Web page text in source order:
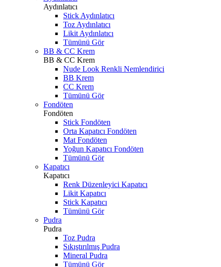
Aydınlatıcı
Stick Aydınlatıcı
Toz Aydınlatıcı
Likit Aydınlatıcı
Tümünü Gör
BB & CC Krem
BB & CC Krem
Nude Look Renkli Nemlendirici
BB Krem
CC Krem
Tümünü Gör
Fondöten
Fondöten
Stick Fondöten
Orta Kapatıcı Fondöten
Mat Fondöten
Yoğun Kapatıcı Fondöten
Tümünü Gör
Kapatıcı
Kapatıcı
Renk Düzenleyici Kapatıcı
Likit Kapatıcı
Stick Kapatıcı
Tümünü Gör
Pudra
Pudra
Toz Pudra
Sıkıştırılmış Pudra
Mineral Pudra
Tümünü Gör